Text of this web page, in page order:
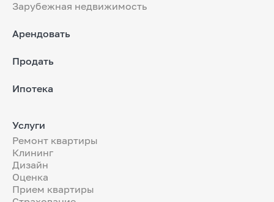
Зарубежная недвижимость
Арендовать
Продать
Ипотека
Услуги
Ремонт квартиры
Клининг
Дизайн
Оценка
Прием квартиры